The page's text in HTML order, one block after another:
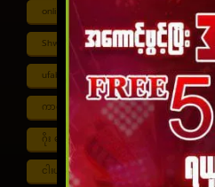
online ငါး ပစ် ဂိမ်းapp Shan
Shwe ကာစီနို APK UFABET
ufabet เข้าสู่ระบบ ကာစီနို app
ကာစီနို ငါး ပစ် ဂိမ်း ကာစီနို စလော့ဂိမ်
ဂိုး ပေါင်း လောင်း နည်း ငါး ဂိမ်း
ငါးပစ်ဂိမ်း App download ငါး ပ